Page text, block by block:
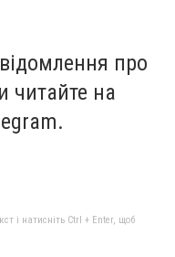
про
читайте на
і натисніть Ctrl + Enter, щоб